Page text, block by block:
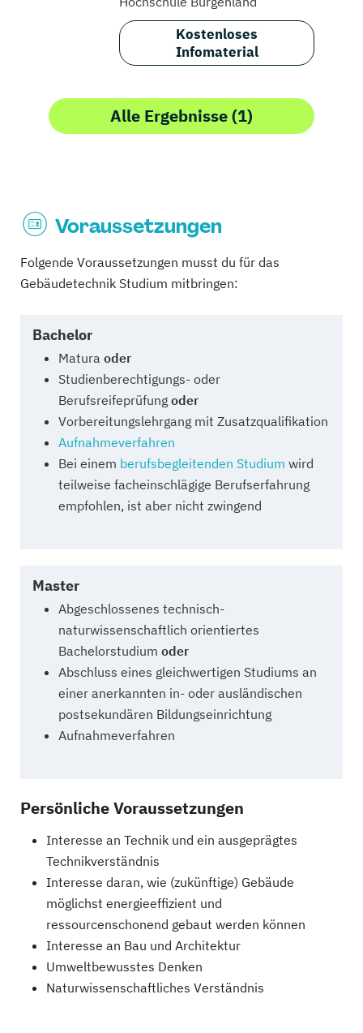
Kostenloses
Infomaterial
Alle Ergebnisse (1)
Voraussetzungen
Folgende Voraussetzungen musst du für das
Gebäudetechnik Studium mitbringen:
Bachelor
Matura oder
Studienberechtigungs- oder
Berufsreifeprüfung oder
Vorbereitungslehrgang mit Zusatzqualifikation
Aufnahmeverfahren
Bei einem berufsbegleitenden Studium wird
teilweise facheinschlägige Berufserfahrung
empfohlen, ist aber nicht zwingend
Master
Abgeschlossenes technisch-
naturwissenschaftlich orientiertes
Bachelorstudium oder
Abschluss eines gleichwertigen Studiums an
einer anerkannten in- oder ausländischen
postsekundären Bildungseinrichtung
Aufnahmeverfahren
Persönliche Voraussetzungen
Interesse an Technik und ein ausgeprägtes
Technikverständnis
Interesse daran, wie (zukünftige) Gebäude
möglichst energieeffizient und
ressourcenschonend gebaut werden können
Interesse an Bau und Architektur
Umweltbewusstes Denken
Naturwissenschaftliches Verständnis